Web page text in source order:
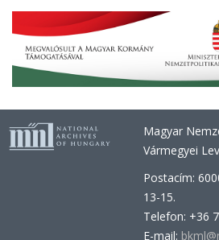
Magyar
Vármegyei
Postacím:
13-15.
Telefon: +36
E-mail: